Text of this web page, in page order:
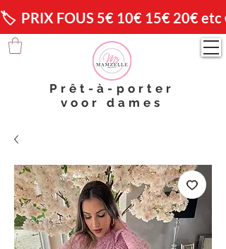
🏷️  PRIX FOUS 5€ 10€ 15€ 20€ etc
Prêt-à-porter
voor dames